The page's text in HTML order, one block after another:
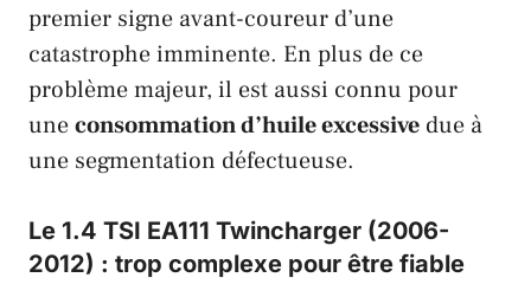
premier signe avant-coureur d’une
catastrophe imminente. En plus de ce
problème majeur, il est aussi connu pour
uneconsommation d’huile excessive due à
une segmentation défectueuse.
Le 1.4 TSI EA111 Twincharger (2006-
2012) : trop complexe pour être fiable